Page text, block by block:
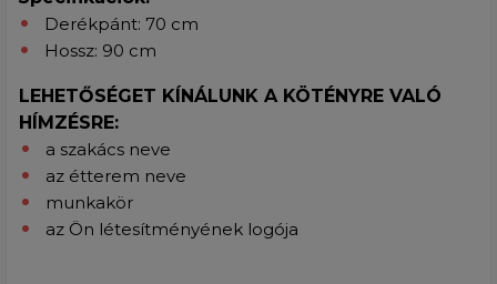
Derékpánt: 70 cm
Hossz: 90 cm
LEHETŐSÉGET KÍNÁLUNK A KÖTÉNYRE VALÓ
HÍMZÉSRE:
a szakács neve
az étterem neve
munkakör
az Ön létesítményének logója